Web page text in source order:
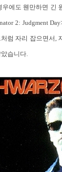
우에도 웬만하면 긴
2: Judgment
럼 자리 잡으면서,
습니다.